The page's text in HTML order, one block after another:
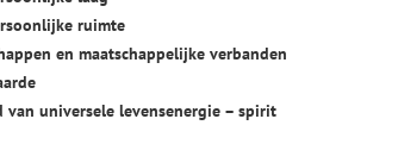
ruimte
en maatschappelijke verbanden
van universele levensenergie – spirit